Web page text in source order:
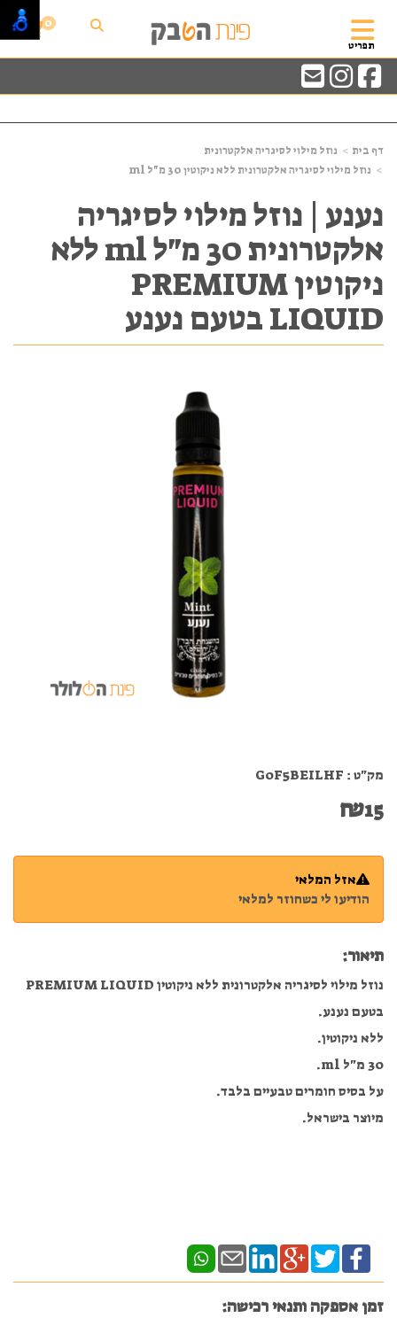
תפריט
0
דף בית
נוזל מילוי לסיגריה אלקטרונית
נוזל מילוי לסיגריה אלקטרונית ללא ניקוטין 30 מ"ל ml
נענע | נוזל מילוי לסיגריה
אלקטרונית 30 מ"ל ml ללא
ניקוטין PREMIUM
LIQUID בטעם נענע
מק"ט : G0F5BEILHF
₪15
אזל המלאי
הודיעו לי כשחוזר למלאי
תיאור:
נוזל מילוי לסיגריה אלקטרונית ללא ניקוטין PREMIUM LIQUID
בטעם נענע.
ללא ניקוטין.
30 מ"ל ml.
על בסיס חומרים טבעיים בלבד.
מיוצר בישראל.
זמן אספקה ותנאי רכישה: